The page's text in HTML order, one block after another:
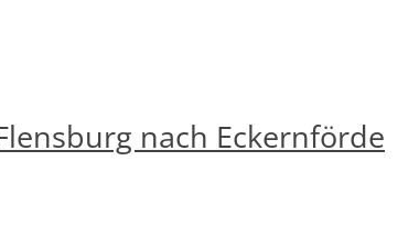
nach Eckernförde